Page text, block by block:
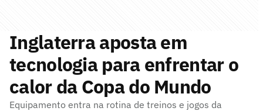
Inglaterra aposta em
tecnologia para enfrentar o
calor da Copa do Mundo
Equipamento entra na rotina de treinos e jogos da